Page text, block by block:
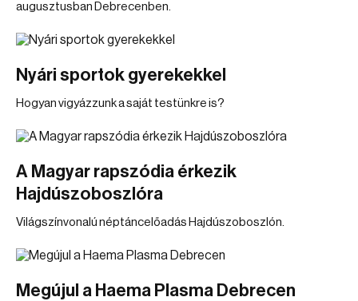
augusztusban Debrecenben.
Nyári sportok gyerekekkel
Hogyan vigyázzunk a saját testünkre is?
A Magyar rapszódia érkezik
Hajdúszoboszlóra
Világszínvonalú néptáncelőadás Hajdúszoboszlón.
Megújul a Haema Plasma Debrecen